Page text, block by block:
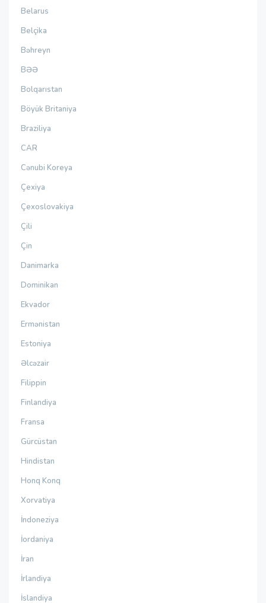
Belarus
Belçika
Bəhreyn
BƏƏ
Bolqarıstan
Böyük Britaniya
Braziliya
CAR
Cənubi Koreya
Çexiya
Çexoslovakiya
Çili
Çin
Danimarka
Dominikan
Ekvador
Ermənistan
Estoniya
Əlcəzair
Filippin
Finlandiya
Fransa
Gürcüstan
Hindistan
Honq Konq
Xorvatiya
İndoneziya
İordaniya
İran
İrlandiya
İslandiya